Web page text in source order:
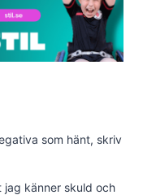
som hänt, skriv
känner skuld och